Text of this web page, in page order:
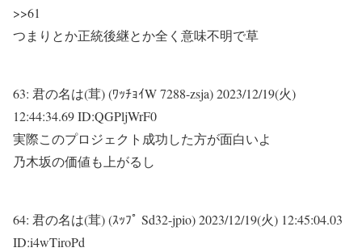
>>61
つまりとか正統後継とか全く意味不明で草
63: 君の名は(茸) (ﾜｯﾁｮｲW 7288-zsja)2023/12/19(火)
12:44:34.69 ID:QGPljWrF0
実際このプロジェクト成功した方が面白いよ
乃木坂の価値も上がるし
64: 君の名は(茸) (ｽｯﾌﾟ Sd32-jpio)2023/12/19(火) 12:45:04.03
ID:i4wTiroPd